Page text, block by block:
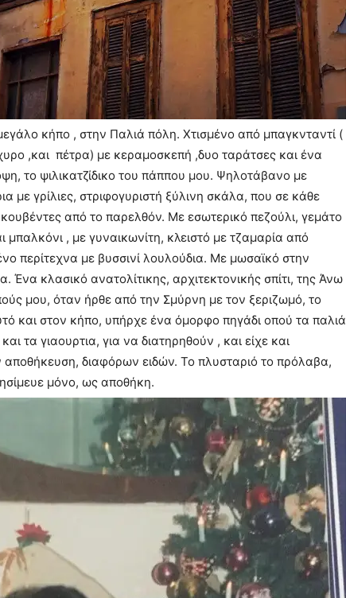
κήπο , στην Παλιά πόλη. Χτισμένο από μπαγκνταντί (
,και πέτρα) με κεραμοσκεπή ,δυο ταράτσες και ένα
το ψιλικατζίδικο του πάππου μου. Ψηλοτάβανο με
με γρίλιες, στριφογυριστή ξύλινη σκάλα, που σε κάθε
κουβέντες από το παρελθόν. Με εσωτερικό πεζούλι, γεμάτο
μπαλκόνι , με γυναικωνίτη, κλειστό με τζαμαρία από
περίτεχνα με βυσσινί λουλούδια. Με μωσαϊκό στην
Ένα κλασικό ανατολίτικης, αρχιτεκτονικής σπίτι, της Άνω
μου, όταν ήρθε από την Σμύρνη με τον ξεριζωμό, το
και στον κήπο, υπήρχε ένα όμορφο πηγάδι οπού τα παλιά
τα γιαουρτια, για να διατηρηθούν , και είχε και
αποθήκευση, διαφόρων ειδών. Το πλυσταριό το πρόλαβα,
μόνο, ως αποθήκη.